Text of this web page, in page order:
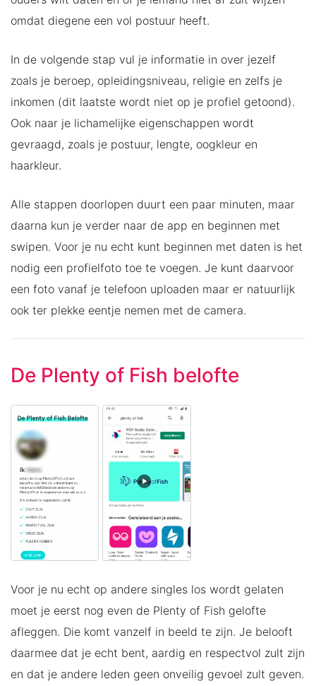
omdat diegene een vol postuur heeft.
In de volgende stap vul je informatie in over jezelf
zoals je beroep, opleidingsniveau, religie en zelfs je
inkomen (dit laatste wordt niet op je profiel getoond).
Ook naar je lichamelijke eigenschappen wordt
gevraagd, zoals je postuur, lengte, oogkleur en
haarkleur.
Alle stappen doorlopen duurt een paar minuten, maar
daarna kun je verder naar de app en beginnen met
swipen. Voor je nu echt kunt beginnen met daten is het
nodig een profielfoto toe te voegen. Je kunt daarvoor
een foto vanaf je telefoon uploaden maar er natuurlijk
ook ter plekke eentje nemen met de camera.
De Plenty of Fish belofte
Voor je nu echt op andere singles los wordt gelaten
moet je eerst nog even de Plenty of Fish gelofte
afleggen. Die komt vanzelf in beeld te zijn. Je belooft
daarmee dat je echt bent, aardig en respectvol zult zijn
en dat je andere leden geen onveilig gevoel zult geven.